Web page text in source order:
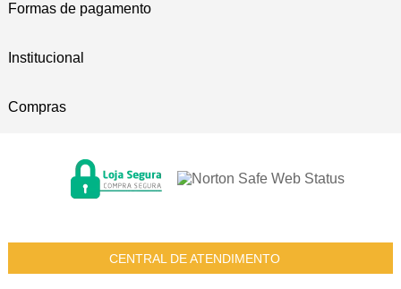
Formas de pagamento
Institucional
Compras
CENTRAL DE ATENDIMENTO